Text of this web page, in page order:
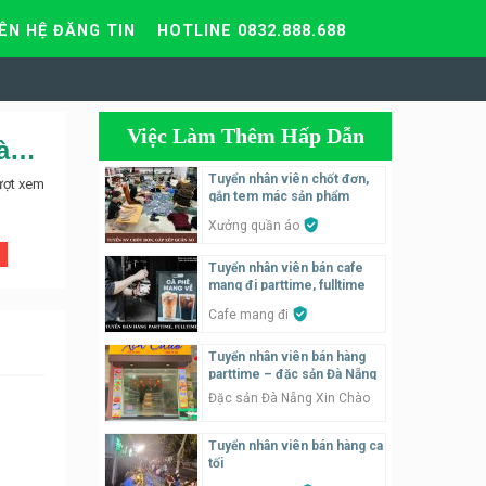
HỆ ĐĂNG TIN HOTLINE 0832.888.688
Shop thời trang nữ hàng thiết kế cần tuyển nhân viên bán hàng quần áo
xem
Việc Làm Thêm Hấp Dẫn
Tuyển nhân viên chốt đơn,
gắn tem mác sản phẩm
Xưởng quần áo
Tuyển nhân viên bán cafe
mang đi parttime, fulltime
Cafe mang đi
Tuyển nhân viên bán hàng
parttime – đặc sản Đà Nẵng
Đặc sản Đà Nẵng Xin Chào
Tuyển nhân viên bán hàng ca
tối